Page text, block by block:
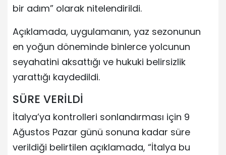
bir adım” olarak nitelendirildi.
Açıklamada, uygulamanın, yaz sezonunun
en yoğun döneminde binlerce yolcunun
seyahatini aksattığı ve hukuki belirsizlik
yarattığı kaydedildi.
SÜRE VERİLDİ
İtalya’ya kontrolleri sonlandırması için 9
Ağustos Pazar günü sonuna kadar süre
verildiği belirtilen açıklamada, “İtalya bu